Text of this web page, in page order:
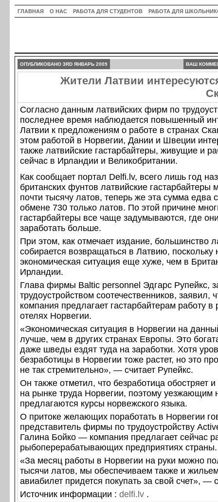
ГЛАВНАЯ О НАС РАБОТА ДЛЯ СТУДЕНТОВ РАБОТА ДЛЯ
ОПУБЛИКОВАНО 3RD ЯНВАРЬ 2009 ВАШ
Жители Латвии
Согласно данным латвийских фирм по
последнее время наблюдается повышенный
Латвии к предложениям о работе в странах
этом работой в Норвегии, Дании и Швеции
также латвийские гастарбайтеры, живущие и
сейчас в Ирландии и Великобритании.
Как сообщает портал Delfi.lv, всего лишь год
британских фунтов латвийские гастарбайтеры
почти тысячу латов, теперь же эта сумма едва
обмене 730 только латов. По этой причине
гастарбайтеры все чаще задумываются, где
заработать больше.
При этом, как отмечает издание, большинство
собирается возвращаться в Латвию, поскольку
экономическая ситуация еще хуже, чем в
Ирландии.
Глава фирмы Baltic personnel Эдгарс Рупейкс,
трудоустройством соотечественников, заявил,
компания предлагает гастарбайтерам работу в
отелях Норвегии.
«Экономическая ситуация в Норвегии на
лучше, чем в других странах Европы. Это
даже шведы ездят туда на заработки. Хотя
безработицы в Норвегии тоже растет, но это
не так стремительно», — считает Рупейкс.
Он также отметил, что безработица обостряет
на рынке труда Норвегии, поэтому уезжающим
предлагаются курсы норвежского языка.
О притоке желающих поработать в Норвегии
представитель фирмы по трудоустройству
Галина Бойко — компания предлагает сейчас
рыбоперерабатывающих предприятиях страны.
«За месяц работы в Норвегии на руки можно
тысячи латов, мы обеспечиваем также и
авиабилет придется покупать за свой счет», —
Источник информации : delfi.lv .